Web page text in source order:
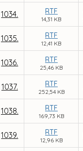
1034. RTF
14,31 KB
1035. RTF
12,41 KB
1036. RTF
25,46 KB
1037. RTF
252,54 KB
1038. RTF
169,73 KB
1039. RTF
12,96 KB